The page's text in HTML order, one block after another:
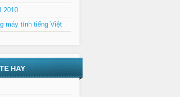
2010
máy tính tiếng Việt
HAY